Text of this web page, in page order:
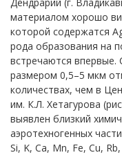
материалом хорошо
которой содержатся
рода образования на
встречаются
размером 0,5–5 мкм
количествах, чем в
им. К.Л. Хетагурова
выявлен близкий
аэротехногенных
Si, K, Ca, Mn, Fe, Cu,